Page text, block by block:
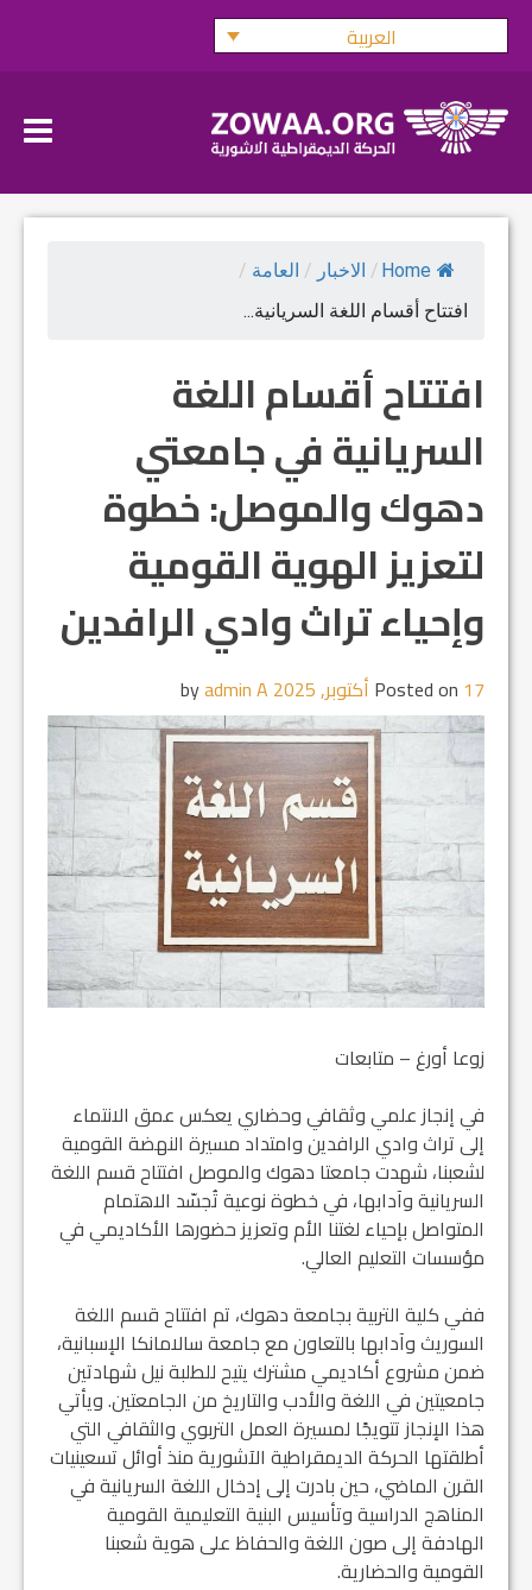
Skip
العربية
Home
/ الاخبار / العامة /
افتتاح أقسام اللغة السريانية...
افتتاح أقسام اللغة
السريانية في جامعتي
دهوك والموصل: خطوة
لتعزيز الهوية القومية
وإحياء تراث وادي الرافدين
Posted on 17 أكتوبر, 2025 admin A
زوعا أورغ – متابعات
في إنجاز علمي وثقافي وحضاري يعكس عمق الانتماء
إلى تراث وادي الرافدين وامتداد مسيرة النهضة القومية
لشعبنا، شهدت جامعتا دهوك والموصل افتتاح قسم اللغة
السريانية وآدابها، في خطوة نوعية تُجسّد الاهتمام
المتواصل بإحياء لغتنا الأم وتعزيز حضورها الأكاديمي في
مؤسسات التعليم العالي.
ففي كلية التربية بجامعة دهوك، تم افتتاح قسم اللغة
السوريث وآدابها بالتعاون مع جامعة سالامانكا الإسبانية،
ضمن مشروع أكاديمي مشترك يتيح للطلبة نيل شهادتين
جامعيتين في اللغة والأدب والتاريخ من الجامعتين. ويأتي
هذا الإنجاز تتويجًا لمسيرة العمل التربوي والثقافي التي
أطلقتها الحركة الديمقراطية الآشورية منذ أوائل تسعينيات
القرن الماضي، حين بادرت إلى إدخال اللغة السريانية في
المناهج الدراسية وتأسيس البنية التعليمية القومية
الهادفة إلى صون اللغة والحفاظ على هوية شعبنا
القومية والحضارية.